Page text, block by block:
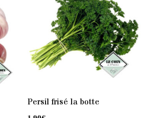
Persil frisé la botte